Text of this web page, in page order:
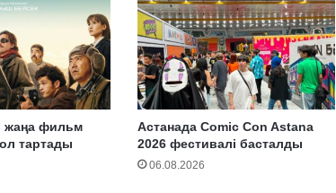
жаңа фильм
тартады
Астанада Comic Con Astana
2026 фестивалі басталды
06.08.2026